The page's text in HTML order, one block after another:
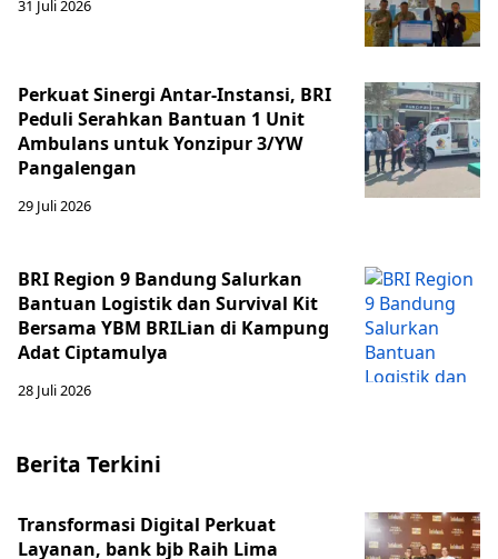
31 Juli 2026
Perkuat Sinergi Antar-Instansi, BRI
Peduli Serahkan Bantuan 1 Unit
Ambulans untuk Yonzipur 3/YW
Pangalengan
29 Juli 2026
BRI Region 9 Bandung Salurkan
Bantuan Logistik dan Survival Kit
Bersama YBM BRILian di Kampung
Adat Ciptamulya
28 Juli 2026
Berita Terkini
Transformasi Digital Perkuat
Layanan, bank bjb Raih Lima